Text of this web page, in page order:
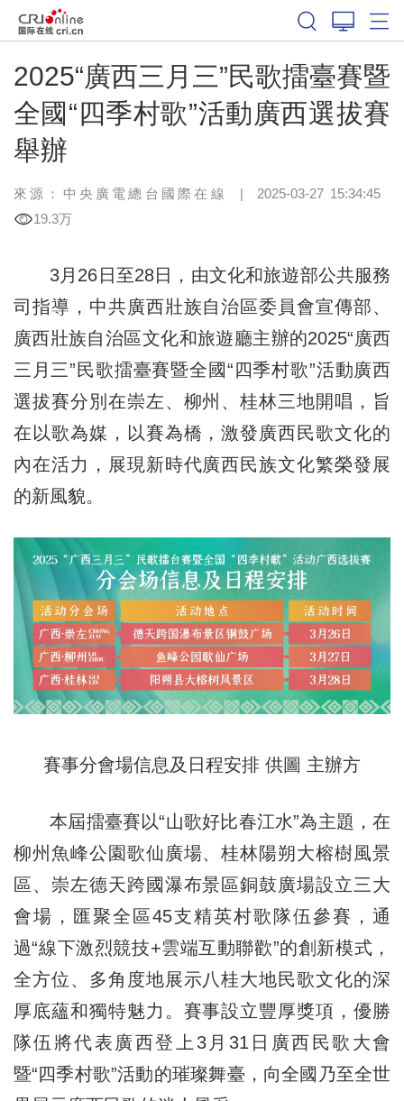
2025“廣西三月三”民歌擂臺賽暨
全國“四季村歌”活動廣西選拔賽
舉辦
來源：中央廣電總台國際在線 | 2025-03-27 15:34:45
19.3万
3月26日至28日，由文化和旅遊部公共服務
司指導，中共廣西壯族自治區委員會宣傳部、
廣西壯族自治區文化和旅遊廳主辦的2025“廣西
三月三”民歌擂臺賽暨全國“四季村歌”活動廣西
選拔賽分別在崇左、柳州、桂林三地開唱，旨
在以歌為媒，以賽為橋，激發廣西民歌文化的
內在活力，展現新時代廣西民族文化繁榮發展
的新風貌。
賽事分會場信息及日程安排 供圖 主辦方
本屆擂臺賽以“山歌好比春江水”為主題，在
柳州魚峰公園歌仙廣場、桂林陽朔大榕樹風景
區、崇左德天跨國瀑布景區銅鼓廣場設立三大
會場，匯聚全區45支精英村歌隊伍參賽，通
過“線下激烈競技+雲端互動聯歡”的創新模式，
全方位、多角度地展示八桂大地民歌文化的深
厚底蘊和獨特魅力。賽事設立豐厚獎項，優勝
隊伍將代表廣西登上3月31日廣西民歌大會
暨“四季村歌”活動的璀璨舞臺，向全國乃至全世